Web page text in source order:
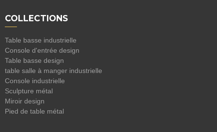
COLLECTIONS
Table basse industrielle
Console d'entrée design
Table basse design
table salle à manger industrielle
Console industrielle
Sculpture métal
Miroir design
Pied de table métal